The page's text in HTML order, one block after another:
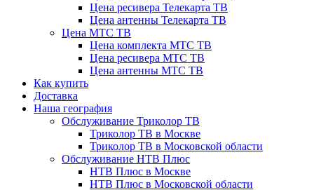
Цена ресивера Телекарта ТВ
Цена антенны Телекарта ТВ
Цена МТС ТВ
Цена комплекта МТС ТВ
Цена ресивера МТС ТВ
Цена антенны МТС ТВ
Как купить
Доставка
Наша география
Обслуживание Триколор ТВ
Триколор ТВ в Москве
Триколор ТВ в Московской области
Обслуживание НТВ Плюс
НТВ Плюс в Москве
НТВ Плюс в Московской области